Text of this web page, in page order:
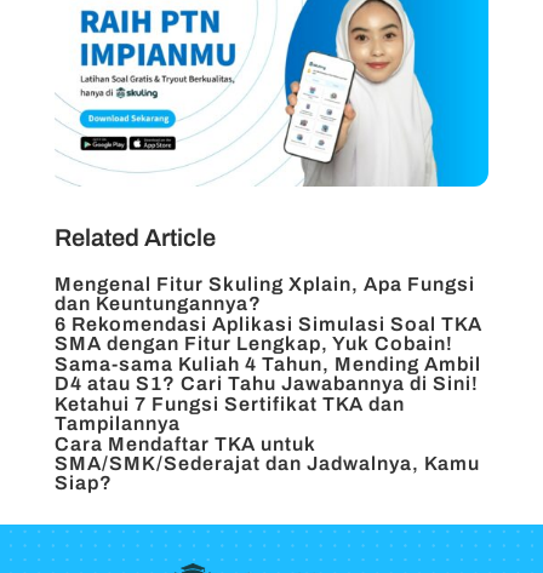
Related Article
Mengenal Fitur Skuling Xplain, Apa Fungsi
dan Keuntungannya?
6 Rekomendasi Aplikasi Simulasi Soal TKA
SMA dengan Fitur Lengkap, Yuk Cobain!
Sama-sama Kuliah 4 Tahun, Mending Ambil
D4 atau S1? Cari Tahu Jawabannya di Sini!
Ketahui 7 Fungsi Sertifikat TKA dan
Tampilannya
Cara Mendaftar TKA untuk
SMA/SMK/Sederajat dan Jadwalnya, Kamu
Siap?